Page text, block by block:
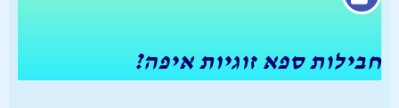
חבילות ספא זוגיות איפה?